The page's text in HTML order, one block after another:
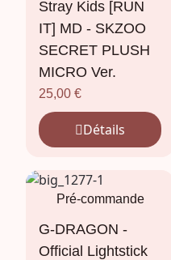
Stray Kids [RUN
IT] MD - SKZOO
SECRET PLUSH
MICRO Ver.
25,00€
Détails
Pré-commande
G-DRAGON -
Official Lightstick